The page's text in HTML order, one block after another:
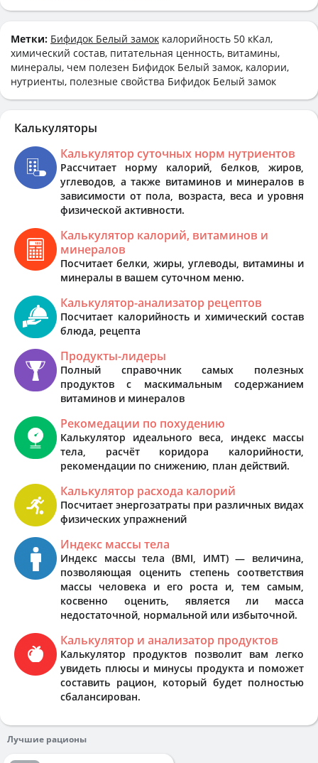
Метки: Бифидок Белый замок калорийность 50 кКал,
химический состав, питательная ценность, витамины,
минералы, чем полезен Бифидок Белый замок, калории,
нутриенты, полезные свойства Бифидок Белый замок
Калькуляторы
Калькулятор суточных норм нутриентов
Рассчитает норму калорий, белков, жиров,
углеводов, а также витаминов и минералов в
зависимости от пола, возраста, веса и уровня
физической активности.
Калькулятор калорий, витаминов и
минералов
Посчитает белки, жиры, углеводы, витамины и
минералы в вашем суточном меню.
Калькулятор-анализатор рецептов
Посчитает калорийность и химический состав
блюда, рецепта
Продукты-лидеры
Полный справочник самых полезных
продуктов с маскимальным содержанием
витаминов и минералов
Рекомедации по похудению
Калькулятор идеального веса, индекс массы
тела, расчёт коридора калорийности,
рекомендации по снижению, план действий.
Калькулятор расхода калорий
Посчитает энергозатраты при различных видах
физических упражнений
Индекс массы тела
Индекс массы тела (BMI, ИМТ) — величина,
позволяющая оценить степень соответствия
массы человека и его роста и, тем самым,
косвенно оценить, является ли масса
недостаточной, нормальной или избыточной.
Калькулятор и анализатор продуктов
Калькулятор продуктов позволит вам легко
увидеть плюсы и минусы продукта и поможет
составить рацион, который будет полностью
сбалансирован.
Лучшие рационы